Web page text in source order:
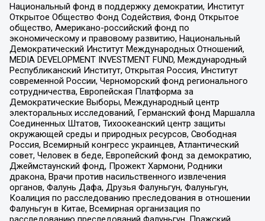
Национальный фонд в поддержку демократии, Институт
Открытое Общество Фонд Содействия, Фонд Открытое
общество, Американо-российский фонд по
экономическому и правовому развитию, Национальный
Демократический Институт Международных Отношений,
MEDIA DEVELOPMENT INVESTMENT FUND, Международный
Республиканский Институт, Открытая Россия, Институт
современной России, Черноморский фонд регионального
сотрудничества, Европейская Платформа за
Демократические Выборы, Международный центр
электоральных исследований, Германский фонд Маршалла
Соединенных Штатов, Тихоокеанский центр защиты
окружающей среды и природных ресурсов, Свободная
Россия, Всемирный конгресс украинцев, Атлантический
совет, Человек в беде, Европейский фонд за демократию,
Джеймстаунский фонд, Прожект Хармони, Родники
дракона, Врачи против насильственного извлечения
органов, Фалунь Дафа, Друзья Фалуньгун, Фалуньгун,
Коалиция по расследованию преследования в отношении
Фалуньгун в Китае, Всемирная организация по